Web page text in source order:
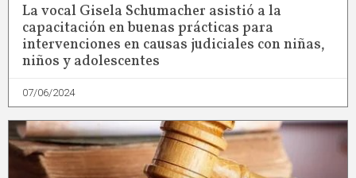
La vocal Gisela Schumacher asistió a la
capacitación en buenas prácticas para
intervenciones en causas judiciales con niñas,
niños y adolescentes
07/06/2024